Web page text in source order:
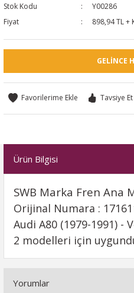
Stok Kodu
Y00286
Fiyat
898,94 TL +
GELINCE
Tavsiye Et
Ürün Bilgisi
SWB Marka Fren Ana
Orijinal Numara :
Audi A80 (1979-1991) -
2 modelleri için
Yorumlar